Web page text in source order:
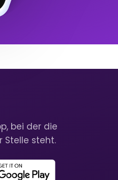
bei der die
Stelle steht.